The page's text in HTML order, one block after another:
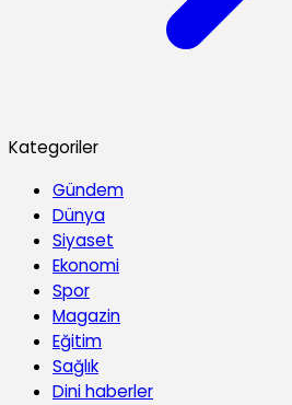
Kategoriler
Gündem
Dünya
Siyaset
Ekonomi
Spor
Magazin
Eğitim
Sağlık
Dini haberler